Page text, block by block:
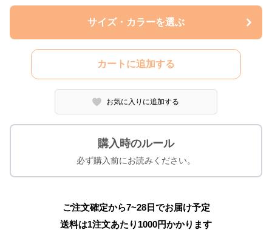
サイズ・カラーを選ぶ
カートに追加する
お気に入りに追加する
購入時のルール
必ず購入前にお読みください。
ご注文確定から7~28日でお届け予定
送料は1注文あたり 1000円かかります